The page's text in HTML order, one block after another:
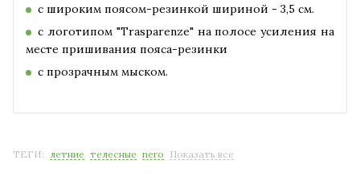
с широким поясом-резинкой шириной - 3,5 см.
с логотипом "Trasparenze" на полосе усиления на
месте пришивания пояса-резинки
с прозрачным мыском.
ТЕГИ: летние телесные nero Показать все